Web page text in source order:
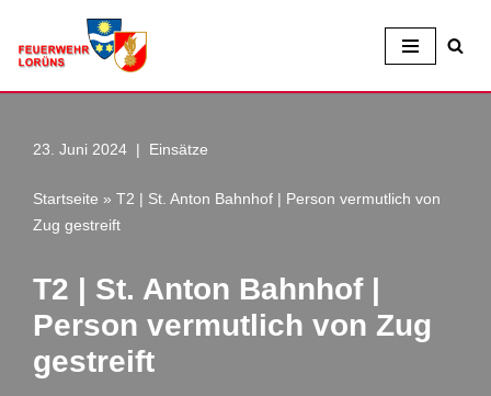
Zum
23. Juni 2024 Einsätze
Startseite » T2 | St. Anton Bahnhof | Person vermutlich von
Zug gestreift
T2 | St. Anton Bahnhof |
Person vermutlich von Zug
gestreift